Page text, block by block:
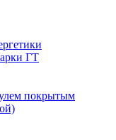
ГТ
покрытым